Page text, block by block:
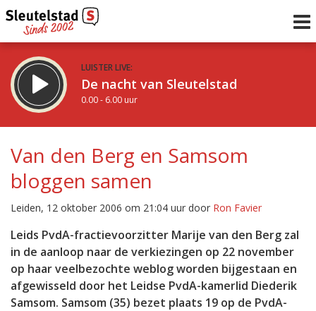
LUISTER LIVE:
De nacht van Sleutelstad
0.00 - 6.00 uur
De ochtend van Sleutelstad
6.00 - 12.00 uur
Vorig uur
uur 1 van 0
Inklappen
Van den Berg en Samsom
bloggen samen
Leiden, 12 oktober 2006 om 21:04 uur door Ron Favier
Leids PvdA-fractievoorzitter Marije van den Berg zal
in de aanloop naar de verkiezingen op 22 november
op haar veelbezochte weblog worden bijgestaan en
afgewisseld door het Leidse PvdA-kamerlid Diederik
Samsom. Samsom (35) bezet plaats 19 op de PvdA-